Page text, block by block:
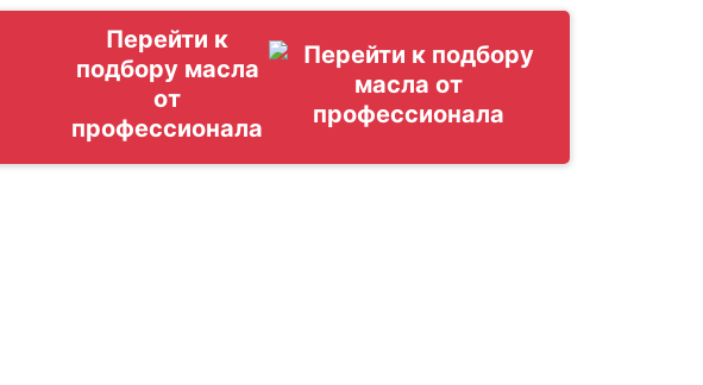
Перейти к
подбору масла
от
профессионала